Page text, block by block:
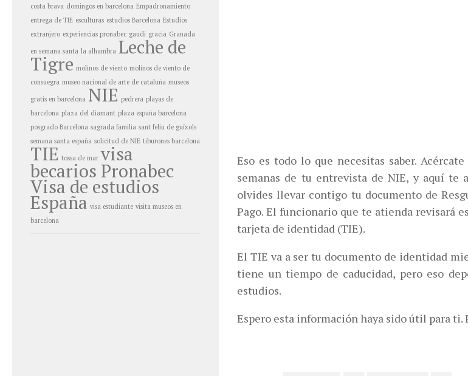
Eso es todo lo que necesitas saber.
semanas de tu entrevista de NIE, y aquí te
olvides llevar contigo tu documento de
Pago. El funcionario que te atienda revisará
tarjeta de identidad (TIE).
El TIE va a ser tu documento de identidad
tiene un tiempo de caducidad, pero eso
estudios.
Espero esta información haya sido útil para ti.
costa brava domingos en barcelona Empadronamiento
entrega de TIE esculturas estudios Barcelona Estudios
extranjero experiencias pronabec gaudi gracia Granada
en semana santa la alhambra Leche de
Tigre molinos de viento molinos de viento de
consuegra museo nacional de arte de cataluña museos
gratis en barcelona NIE pedrera playas de
barcelona plaza del diamant plaza españa barcelona
posgrado Barcelona sagrada familia sant feliu de guíxols
semana santa españa solicitud de NIE tiburones barcelona
TIE tossa de mar visa
becarios Pronabec
Visa de estudios
España visa estudiante visita museos en
barcelona